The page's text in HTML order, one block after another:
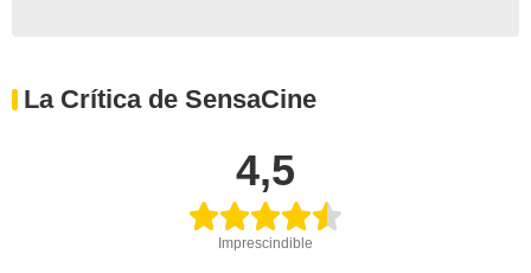
La Crítica de SensaCine
4,5
Imprescindible